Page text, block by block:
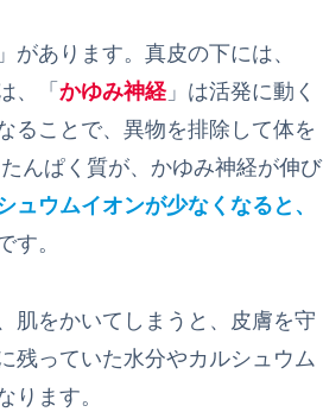
」があります。真皮の下には、
、「 かゆみ神経 」は活発に動く
ることで、異物を排除して体を
たんぱく質が、かゆみ神経が伸び
ュウムイオンが少なくなると、
す。
肌をかいてしまうと、皮膚を守
残っていた水分やカルシュウム
ります。